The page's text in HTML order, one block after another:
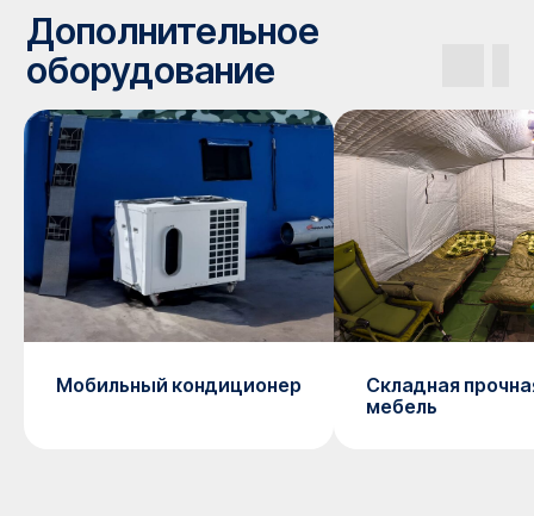
Мобильный кондиционер
Складная
мебель